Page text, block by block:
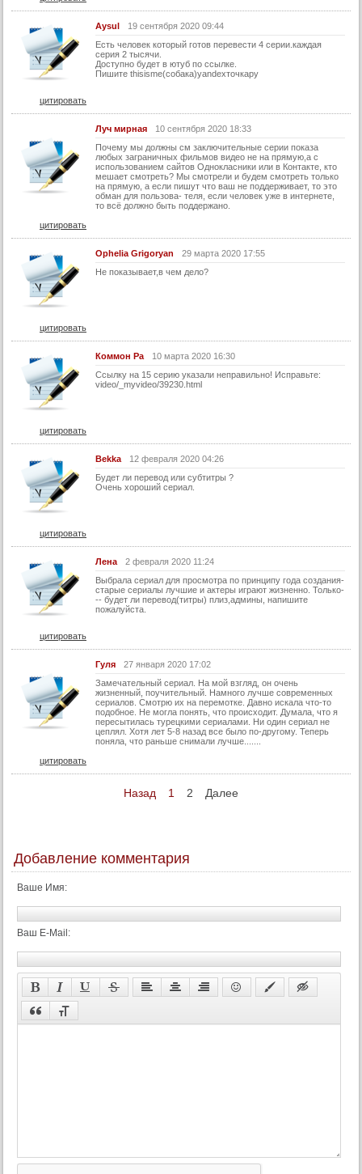
Aysul
19 сентября 2020 09:44
Есть человек который готов перевести 4 серии.каждая
серия 2 тысячи.
Доступно будет в ютуб по ссылке.
Пишите thisisme(собака)yandexточкару
цитировать
Луч мирная
10 сентября 2020 18:33
Почему мы должны см заключительные серии показа
любых заграничных фильмов видео не на прямую,а с
использованием сайтов Однокласники или в Контакте, кто
мешает смотреть? Мы смотрели и будем смотреть только
на прямую, а если пишут что ваш не поддерживает, то это
обман для пользова- теля, если человек уже в интернете,
то всё должно быть поддержано.
цитировать
Ophelia Grigoryan
29 марта 2020 17:55
Не показывает,в чем дело?
цитировать
Коммон Ра
10 марта 2020 16:30
Ссылку на 15 серию указали неправильно! Исправьте:
video/_myvideo/39230.html
цитировать
Bekka
12 февраля 2020 04:26
Будет ли перевод или субтитры ?
Очень хороший сериал.
цитировать
Лена
2 февраля 2020 11:24
Выбрала сериал для просмотра по принципу года создания-
старые сериалы лучшие и актеры играют жизненно. Только-
-- будет ли перевод(титры) плиз,админы, напишите
пожалуйста.
цитировать
Гуля
27 января 2020 17:02
Замечательный сериал. На мой взгляд, он очень
жизненный, поучительный. Намного лучше современных
сериалов. Смотрю их на перемотке. Давно искала что-то
подобное. Не могла понять, что происходит. Думала, что я
пересытилась турецкими сериалами. Ни один сериал не
цеплял. Хотя лет 5-8 назад все было по-другому. Теперь
поняла, что раньше снимали лучше.......
цитировать
Назад 1 2 Далее
Добавление комментария
Ваше Имя:
Ваш E-Mail: